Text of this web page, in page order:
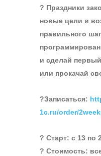
? Праздники
новые цели и
правильного
и сделай
или прокачай
?Записаться:
1c.ru/order/
? Старт: с 13 по
? Стоимость: